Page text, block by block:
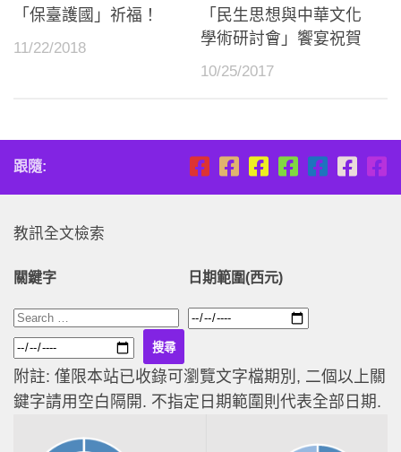
「保臺護國」祈福！
11/22/2018
「民生思想與中華文化
學術研討會」饗宴祝賀
10/25/2017
跟隨:
教訊全文檢索
關鍵字 日期範圍(西元)
附註: 僅限本站已收錄可瀏覽文字檔期別, 二個以上關
鍵字請用空白隔開. 不指定日期範圍則代表全部日期.